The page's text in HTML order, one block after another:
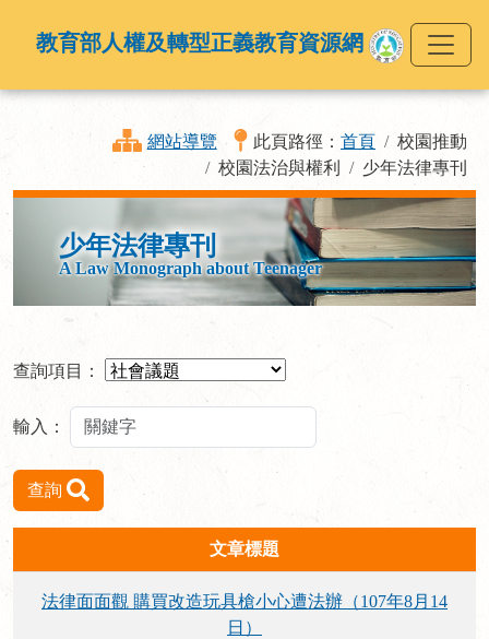
教育部人權及轉型正義教育資源網
網站導覽 此頁路徑： 首頁
校園推動
校園法治與權利
少年法律專刊
少年法律專刊
A Law Monograph about Teenager
查詢項目：
輸入：
查詢
文章標題
法律面面觀 購買改造玩具槍小心遭法辦（107年8月14
日）